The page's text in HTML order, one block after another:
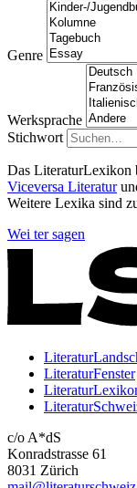
Genre
Werksprache
Stichwort
Das LiteraturLexikon
Viceversa Literatur
Weitere Lexika sind
Wei ter sagen
LiteraturFenster
c/o A*dS
Konradstrasse 61
8031 Zürich